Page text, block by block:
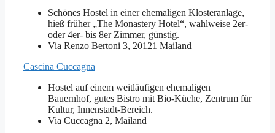
Schönes Hostel in einer ehemaligen Klosteranlage,
hieß früher „The Monastery Hotel“, wahlweise 2er-
oder 4er- bis 8er Zimmer, günstig.
Via Renzo Bertoni 3, 20121 Mailand
Cascina Cuccagna
Hostel auf einem weitläufigen ehemaligen
Bauernhof, gutes Bistro mit Bio-Küche, Zentrum für
Kultur, Innenstadt-Bereich.
Via Cuccagna 2, Mailand